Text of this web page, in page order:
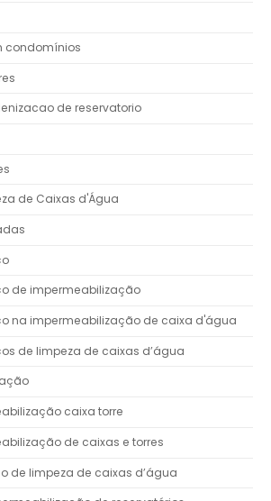
condomínios
de reservatorio
de Caixas d'Água
de impermeabilização
na impermeabilização de caixa d'água
de limpeza de caixas d’água
caixa torre
de caixas e torres
de limpeza de caixas d’água